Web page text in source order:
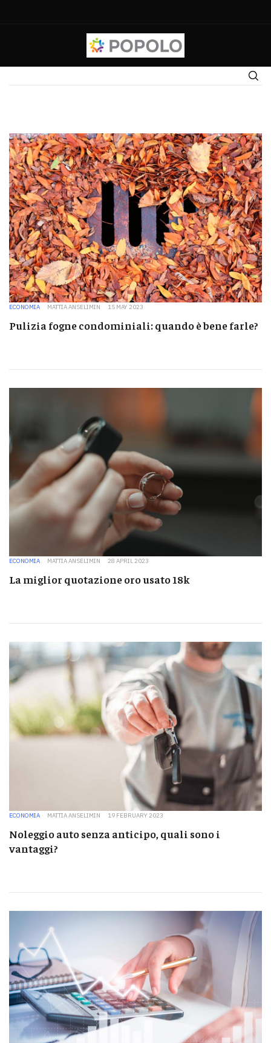
ECONOMIA MATTIA ANSELIMIN 15 MAY 2023
Pulizia fogne condominiali: quando è bene farle?
ECONOMIA MATTIA ANSELIMIN 28 APRIL 2023
La miglior quotazione oro usato 18k
ECONOMIA MATTIA ANSELIMIN 19 FEBRUARY 2023
Noleggio auto senza anticipo, quali sono i
vantaggi?